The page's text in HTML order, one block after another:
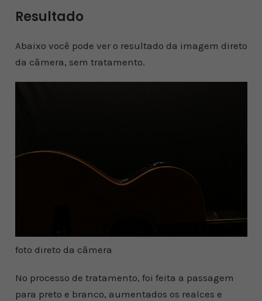
Resultado
Abaixo você pode ver o resultado da imagem direto
da câmera, sem tratamento.
foto direto da câmera
No processo de tratamento, foi feita a passagem
para preto e branco, aumentados os realces e